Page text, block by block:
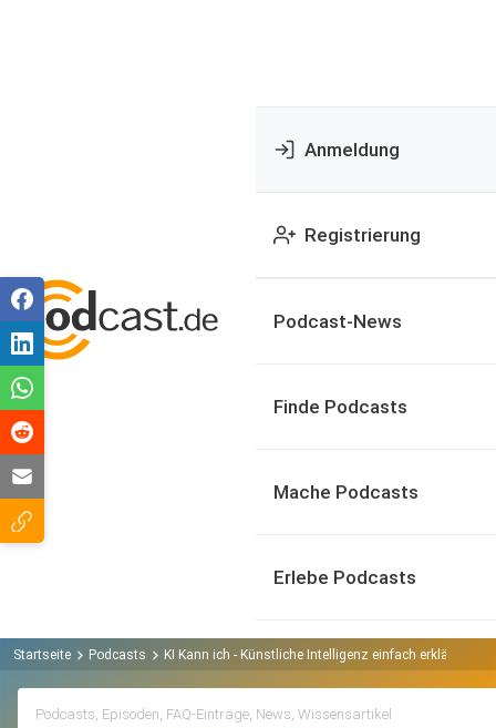
Anmeldung
Registrierung
Podcast-News
Finde Podcasts
Mache Podcasts
Erlebe Podcasts
Startseite Podcasts KI Kann ich - Künstliche Intelligenz einfach erklärt